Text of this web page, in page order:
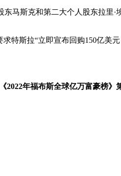
马斯克和第二大个人股东拉里·
特斯拉“立即宣布回购150亿美
2022年福布斯全球亿万富豪榜》